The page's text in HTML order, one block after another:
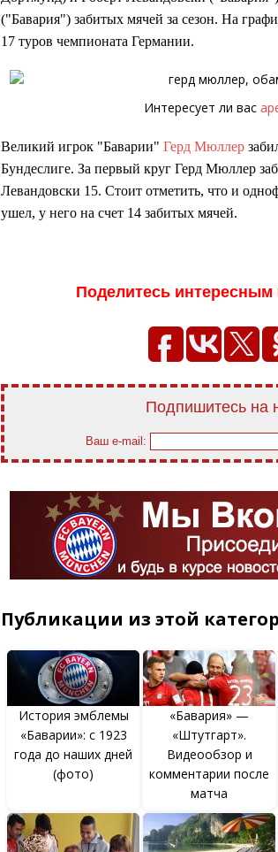
("Бавария") забитых мячей за сезон. На
17 туров чемпионата Германии.
Интересует ли вас
Великий игрок "Баварии" Герд Мюллер
Бундеслиге. За первый круг Герд Мюллер
Левандовски 15. Стоит отметить, что и
ушел, у него на счет 14 забитых мячей.
Поделитесь
Подпишитесь на
Ваш e-mail:
Публикации из этой
История эмблемы
«Баварии»: с 1923
года до наших дней
(фото)
«Бавария» —
«Штутгарт».
Видеообзор и
комментарии после
матча